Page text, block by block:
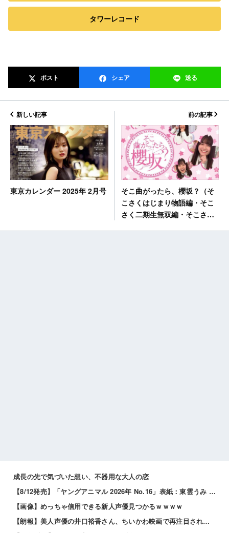
タワーレコード
ポスト シェア 送る
新しい記事
東京カレンダー 2025年 2月号
前の記事
そこ曲がったら、櫻坂？（そ
こさくはじまり物語編・そこ
さく二期生無双編・そこさく
成長の先で気づいた想い、不器用な大人の恋
【8/12発売】「ヤングアニマル 2026年 No.16」表紙：東雲うみ / 虹咲カリナ
【画像】めっちゃ信用できる新人声優見つかるｗｗｗｗ
【朗報】美人声優の井口裕香さん、ちいかわ映画で再注目されるｗｗｗｗ